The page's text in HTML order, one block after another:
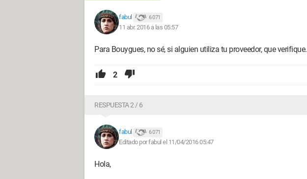
fabul 6 071
11 abr. 2016 a las 05:57
Para Bouygues, no sé, si alguien utiliza tu proveedor, que verifique.
2
RESPUESTA 2 / 6
fabul 6 071
Editado por fabul el 11/04/2016 05:47
Hola,